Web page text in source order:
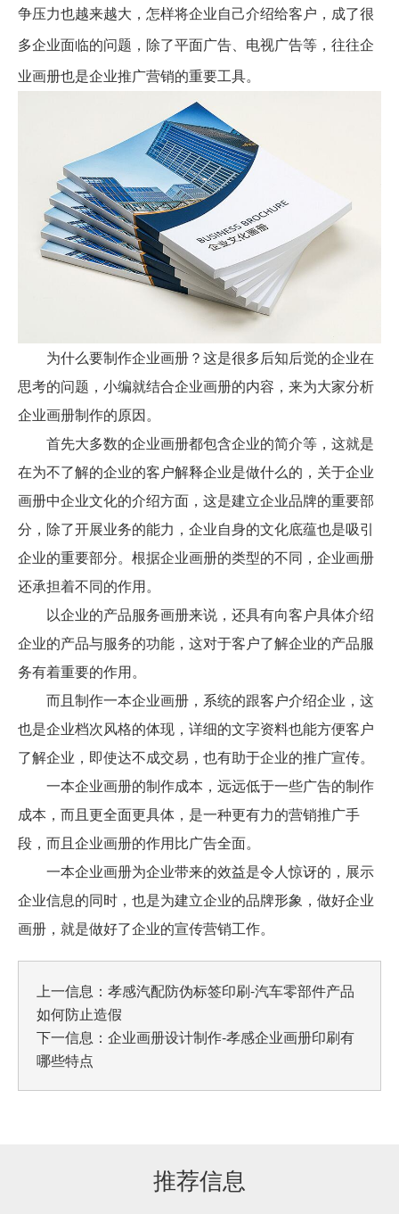
争压力也越来越大，怎样将企业自己介绍给客户，成了很
多企业面临的问题，除了平面广告、电视广告等，往往企
业画册也是企业推广营销的重要工具。
为什么要制作企业画册？这是很多后知后觉的企业在
思考的问题，小编就结合企业画册的内容，来为大家分析
企业画册制作的原因。
首先大多数的企业画册都包含企业的简介等，这就是
在为不了解的企业的客户解释企业是做什么的，关于企业
画册中企业文化的介绍方面，这是建立企业品牌的重要部
分，除了开展业务的能力，企业自身的文化底蕴也是吸引
企业的重要部分。根据企业画册的类型的不同，企业画册
还承担着不同的作用。
以企业的产品服务画册来说，还具有向客户具体介绍
企业的产品与服务的功能，这对于客户了解企业的产品服
务有着重要的作用。
而且制作一本企业画册，系统的跟客户介绍企业，这
也是企业档次风格的体现，详细的文字资料也能方便客户
了解企业，即使达不成交易，也有助于企业的推广宣传。
一本企业画册的制作成本，远远低于一些广告的制作
成本，而且更全面更具体，是一种更有力的营销推广手
段，而且企业画册的作用比广告全面。
一本企业画册为企业带来的效益是令人惊讶的，展示
企业信息的同时，也是为建立企业的品牌形象，做好企业
画册，就是做好了企业的宣传营销工作。
上一信息： 孝感汽配防伪标签印刷-汽车零部件产品
如何防止造假
下一信息： 企业画册设计制作-孝感企业画册印刷有
哪些特点
推荐信息